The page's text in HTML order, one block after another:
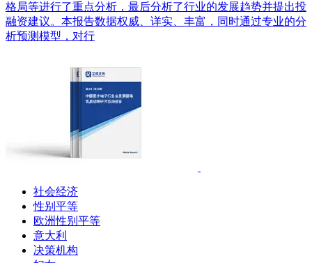
格局等进行了重点分析，最后分析了行业的发展趋势并提出投
融资建议。本报告数据权威、详实、丰富，同时通过专业的分
析预测模型，对行
社会经济
性别平等
欧洲性别平等
意大利
决策机构